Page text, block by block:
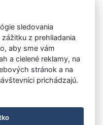
Janík
do 31.12.2010
sledovania
z prehliadania
aby sme vám
a cielené reklamy, na
stránok a na
prichádzajú.